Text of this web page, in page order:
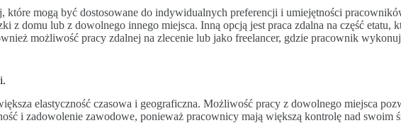
mogą być dostosowane do indywidualnych preferencji i umiejętności
z domu lub z dowolnego innego miejsca. Inną opcją jest praca zdalna na część
możliwość pracy zdalnej na zlecenie lub jako freelancer, gdzie pracownik
elastyczność czasowa i geograficzna. Możliwość pracy z dowolnego miejsca
i zadowolenie zawodowe, ponieważ pracownicy mają większą kontrolę nad swoim